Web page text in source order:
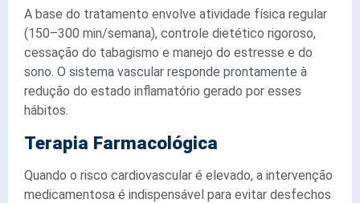
A base do tratamento envolve atividade física regular
(150–300 min/semana), controle dietético rigoroso,
cessação do tabagismo e manejo do estresse e do
sono. O sistema vascular responde prontamente à
redução do estado inflamatório gerado por esses
hábitos.
Terapia Farmacológica
Quando o risco cardiovascular é elevado, a intervenção
medicamentosa é indispensável para evitar desfechos